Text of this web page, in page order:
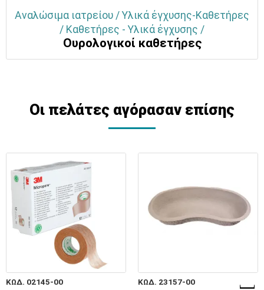
Αναλώσιμα ιατρείου / Υλικά έγχυσης-Καθετήρες
/ Καθετήρες - Υλικά έγχυσης /
Ουρολογικοί καθετήρες
Οι πελάτες αγόρασαν επίσης
ΚΩΔ. 02145-00 ΚΩΔ. 23157-00